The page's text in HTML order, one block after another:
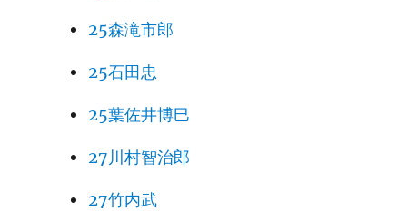
25森滝市郎
25石田忠
25葉佐井博巳
27川村智治郎
27竹内武